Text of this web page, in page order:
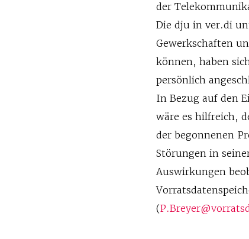
der
Die dju in ver.di
Gewerkschaften
können, haben
persönlich
In Bezug auf den
wäre es hilfreich,
der begonnenen
Störungen in
Auswirkungen
(